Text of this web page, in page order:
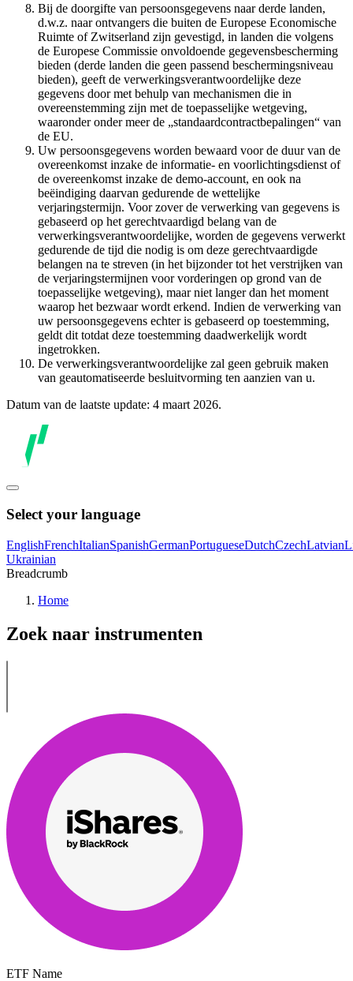
Bij de doorgifte van persoonsgegevens naar derde landen,
d.w.z. naar ontvangers die buiten de Europese Economische
Ruimte of Zwitserland zijn gevestigd, in landen die volgens
de Europese Commissie onvoldoende gegevensbescherming
bieden (derde landen die geen passend beschermingsniveau
bieden), geeft de verwerkingsverantwoordelijke deze
gegevens door met behulp van mechanismen die in
overeenstemming zijn met de toepasselijke wetgeving,
waaronder onder meer de „standaardcontractbepalingen“ van
de EU.
Uw persoonsgegevens worden bewaard voor de duur van de
overeenkomst inzake de informatie- en voorlichtingsdienst of
de overeenkomst inzake de demo-account, en ook na
beëindiging daarvan gedurende de wettelijke
verjaringstermijn. Voor zover de verwerking van gegevens is
gebaseerd op het gerechtvaardigd belang van de
verwerkingsverantwoordelijke, worden de gegevens verwerkt
gedurende de tijd die nodig is om deze gerechtvaardigde
belangen na te streven (in het bijzonder tot het verstrijken van
de verjaringstermijnen voor vorderingen op grond van de
toepasselijke wetgeving), maar niet langer dan het moment
waarop het bezwaar wordt erkend. Indien de verwerking van
uw persoonsgegevens echter is gebaseerd op toestemming,
geldt dit totdat deze toestemming daadwerkelijk wordt
ingetrokken.
De verwerkingsverantwoordelijke zal geen gebruik maken
van geautomatiseerde besluitvorming ten aanzien van u.
Datum van de laatste update: 4 maart 2026.
Select your language
EnglishFrenchItalianSpanishGermanPortugueseDutchCzechLatvian
Ukrainian
Breadcrumb
Home
Zoek naar instrumenten
ETF Name